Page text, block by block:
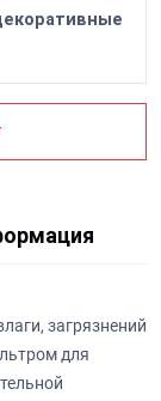
загрязнений
для